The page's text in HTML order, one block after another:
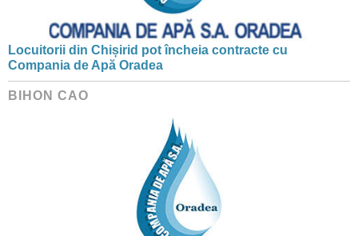
Locuitorii din Chișirid pot încheia contracte cu
Compania de Apă Oradea
BIHON CAO